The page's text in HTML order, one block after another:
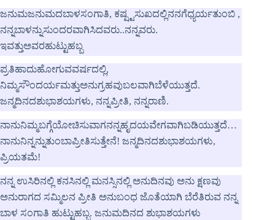
ಜನುಮಜನುಮದಬಾಳಸಂಗಾತಿ, ಕಷ್ಷ್ಟಸುಖದಲ್ಲಿನನಗೆಧ್ಯರ್ಯತುಂಬಿ ,
ನನ್ನಬಾಳನ್ನುಸುಂದರವಾಗಿಸಿದವರು..ನನ್ನವರು.
ಇವತ್ತುಅವರಹುಟ್ಟುಹಬ್ಬ
ಪ್ರತಿಹಾದುಹೋಗುವವರ್ಷದಲ್ಲಿ,
ನಿಮ್ಮಸೌಂದರ್ಯಮತ್ತುಅನುಗ್ರಹವುಬಲವಾಗಿಬೆಳೆಯುತ್ತದೆ.
ಜನ್ಮದಿನದಶುಭಾಶಯಗಳು, ನನ್ನಪ್ರೀತಿ, ನನ್ನರಾಣಿ.
ನಾನುನಿಮ್ಮಬಗ್ಗೆಯೋಚಿಸುವಾಗನನ್ನಹೃದಯವೇಗವಾಗಿಬಡಿಯುತ್ತದೆ…
ನಾನುನಿನ್ನನ್ನುತುಂಬಾಪ್ರೀತಿಸುತ್ತೇನೆ! ಜನ್ಮದಿನದಶುಭಾಶಯಗಳು,
ಪ್ರಿಯತಮೆ!
ನನ್ನ ಉಸಿರಿನಲ್ಲಿ ಕನಸಿನಲ್ಲಿ ಮನಸ್ಸಿನಲ್ಲಿ ಅನುದಿನವು ಅನು ಕ್ಷಣವು
ಅನುರಾಗದ ಸಮ್ಮಿಲನ ಪ್ರೀತಿ ಅನುಬಂಧ ಜೊತೆಯಾಗಿ ಬೆರೆತಿರುವ ನನ್ನ
ಬಾಳ ಸಂಗಾತಿ ಹುಟ್ಟುಹಬ್ಬ. ಜನುಮದಿನದ ಶುಭಾಶಯಗಳು